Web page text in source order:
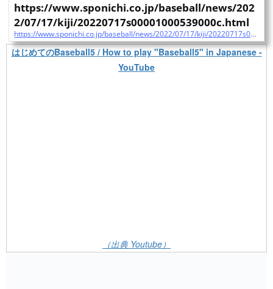
https://www.sponichi.co.jp/baseball/news/202
2/07/17/kiji/20220717s00001000539000c.html
https://www.sponichi.co.jp/baseball/news/2022/07/17/kiji/20220717s00001000539000c.html
はじめてのBaseball5 / How to play "Baseball5" in Japanese -
YouTube
（出典 Youtube）